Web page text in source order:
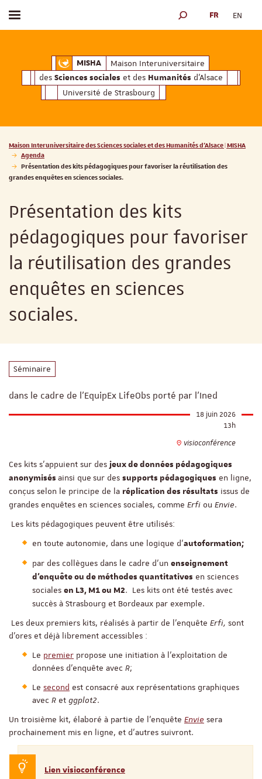
MISHAMaison Interuniversitaire des
Maison Interuniversitaire
des Sciences sociales et des Humanités d'Alsace
Université de Strasbourg
Afficher / masquer le menu MOTEUR DE
FR EN
Vous êtes ici :
Maison Interuniversitaire des Sciences sociales et des Humanités d'Alsace | MISHA
Agenda
Présentation des kits pédagogiques pour favoriser la réutilisation des
grandes enquêtes en sciences sociales.
Présentation des kits
pédagogiques pour favoriser
la réutilisation des grandes
enquêtes en sciences
sociales.
Séminaire
dans le cadre de l'EquipEx LifeObs porté par l'Ined
18 juin 2026
13h
visioconférence
Ces kits s’appuient sur des jeux de données pédagogiques
anonymisés ainsi que sur des supports pédagogiques en ligne,
conçus selon le principe de la réplication des résultats issus de
grandes enquêtes en sciences sociales, comme Erfi ou Envie.
Les kits pédagogiques peuvent être utilisés:
en toute autonomie, dans une logique d'autoformation;
par des collègues dans le cadre d'un enseignement
d'enquête ou de méthodes quantitatives en sciences
sociales en L3, M1 ou M2. Les kits ont été testés avec
succès à Strasbourg et Bordeaux par exemple.
Les deux premiers kits, réalisés à partir de l’enquête Erfi, sont
d’ores et déjà librement accessibles :
Le premier propose une initiation à l’exploitation de
données d’enquête avec R;
Le second est consacré aux représentations graphiques
avec R et ggplot2.
Un troisième kit, élaboré à partie de l’enquête Envie sera
prochainement mis en ligne, et d’autres suivront.
Lien visioconférence